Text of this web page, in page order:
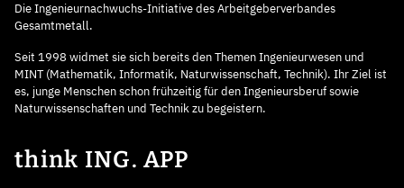
Die Ingenieurnachwuchs-Initiative des Arbeitgeberverbandes
Gesamtmetall.
Seit 1998 widmet sie sich bereits den Themen Ingenieurwesen und
MINT (Mathematik, Informatik, Naturwissenschaft, Technik). Ihr Ziel ist
es, junge Menschen schon frühzeitig für den Ingenieursberuf sowie
Naturwissenschaften und Technik zu begeistern.
think ING. APP